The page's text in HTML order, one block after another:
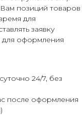
позиций товаров
для
заявку
для оформления
24/7, без
после оформления